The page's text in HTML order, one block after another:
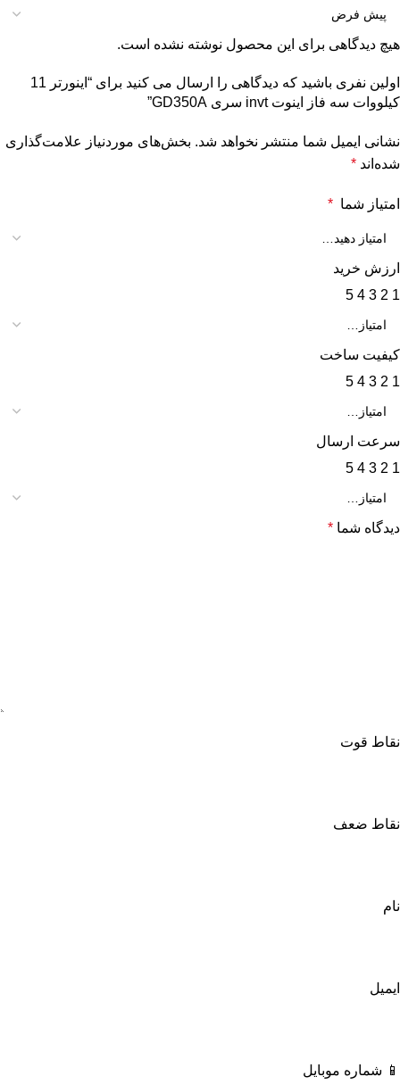
هیچ دیدگاهی برای این محصول نوشته نشده است.
اولین نفری باشید که دیدگاهی را ارسال می کنید برای “اينورتر 11
کیلووات سه فاز اینوت invt سری GD350A”
نشانی ایمیل شما منتشر نخواهد شد. بخش‌های موردنیاز علامت‌گذاری
شده‌اند *
امتیاز شما *
ارزش خرید
1
2
3
4
5
کیفیت ساخت
1
2
3
4
5
سرعت ارسال
1
2
3
4
5
دیدگاه شما *
نقاط قوت
نقاط ضعف
نام
ایمیل
📱 شماره موبایل